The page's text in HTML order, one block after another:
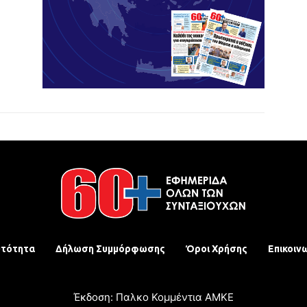
Δήλωση Συμμόρφωσης Όροι Χρήσης
Έκδοση: Παλκο Κομμέντια ΑΜΚΕ